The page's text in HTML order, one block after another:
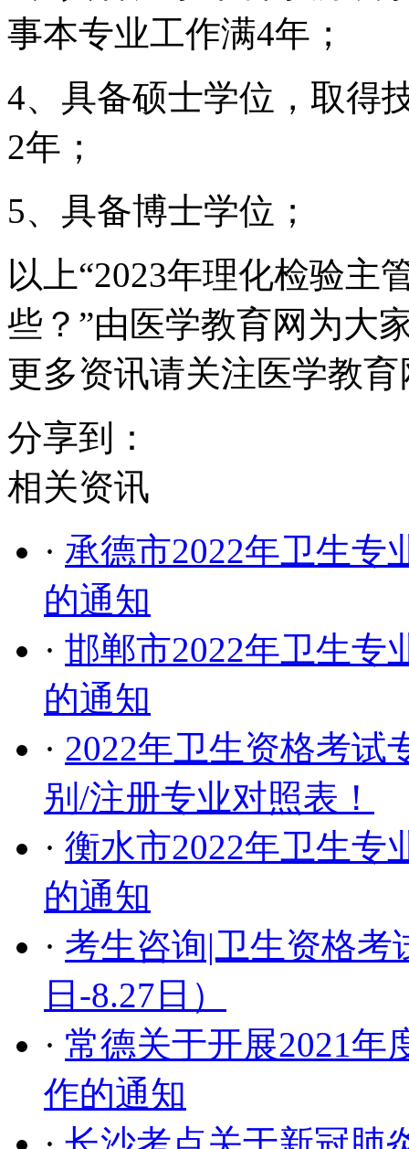
事本专业工作满4年；
4、具备硕士学位，取得
2年；
5、具备博士学位；
以上“2023年理化检验主
些？”由医学教育网为大
更多资讯请关注医学教育
分享到：
相关资讯
· 承德市2022年卫生专
的通知
· 邯郸市2022年卫生专
的通知
· 2022年卫生资格考试
别/注册专业对照表！
· 衡水市2022年卫生专
的通知
· 考生咨询|卫生资格考
日-8.27日）
· 常德关于开展2021年
作的通知